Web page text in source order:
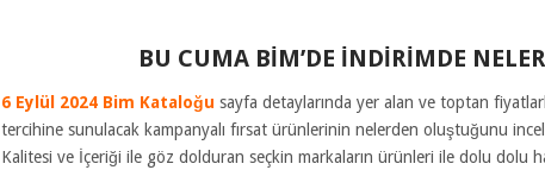
BU CUMA BİM’DE İNDİRİMDE
6 Eylül 2024 Bim Kataloğu sayfa detaylarında yer alan ve toptan
tercihine sunulacak kampanyalı fırsat ürünlerinin nelerden oluştuğunu
Kalitesi ve İçeriği ile göz dolduran seçkin markaların ürünleri ile dolu dolu